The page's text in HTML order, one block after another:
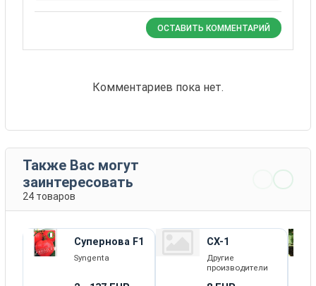
ОСТАВИТЬ КОММЕНТАРИЙ
Комментариев пока нет.
Также Вас могут
заинтересовать
24 товаров
Супернова F1
Syngenta
СХ-1
Другие
производители